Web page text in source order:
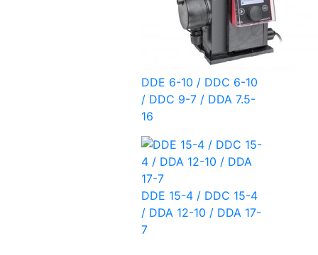
DDE 6-10 / DDC 6-10
/ DDC 9-7 / DDA 7.5-
16
DDE 15-4 / DDC 15-4
/ DDA 12-10 / DDA 17-
7